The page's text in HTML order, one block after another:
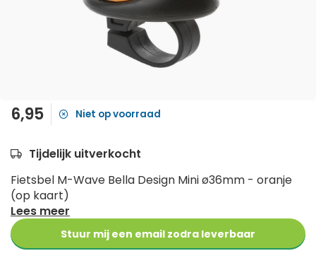
6,95 Niet op voorraad
Tijdelijk uitverkocht
Fietsbel M-Wave Bella Design Mini ø36mm - oranje
(op kaart)
Lees meer
Stuur mij een email zodra leverbaar